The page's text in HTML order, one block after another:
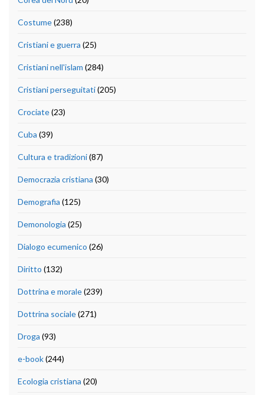
Costume(238)
Cristiani e guerra (25)
Cristiani nell'islam (284)
Cristiani perseguitati(205)
Crociate(23)
Cuba (39)
Cultura e tradizioni(87)
Democrazia cristiana (30)
Demografia (125)
Demonologia (25)
Dialogo ecumenico (26)
Diritto (132)
Dottrina e morale(239)
Dottrina sociale(271)
Droga (93)
e-book(244)
Ecologia cristiana (20)